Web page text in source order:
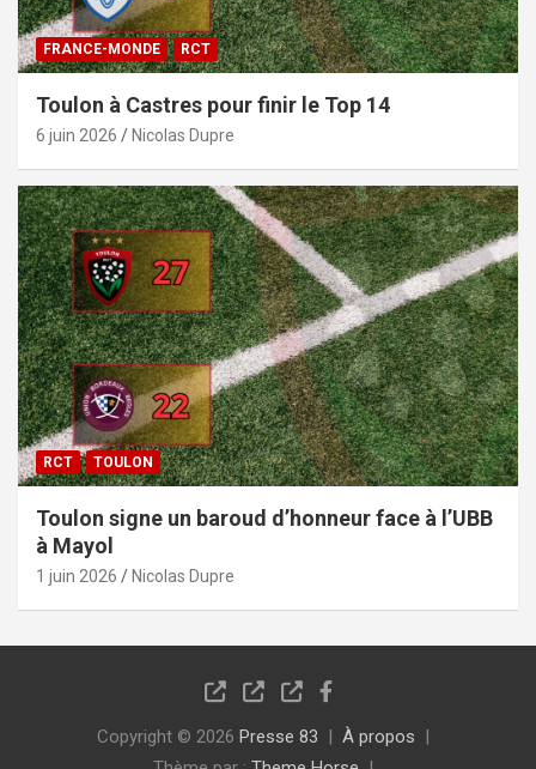
FRANCE-MONDE RCT
Toulon à Castres pour finir le Top 14
6 juin 2026 Nicolas Dupre
RCT TOULON
Toulon signe un baroud d’honneur face à l’UBB
à Mayol
1 juin 2026 Nicolas Dupre
Copyright © 2026 Presse 83
À propos